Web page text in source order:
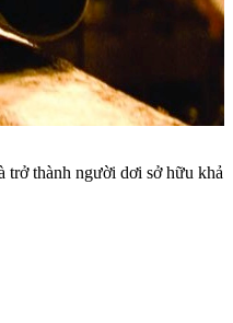
trở thành người dơi sở hữu khả